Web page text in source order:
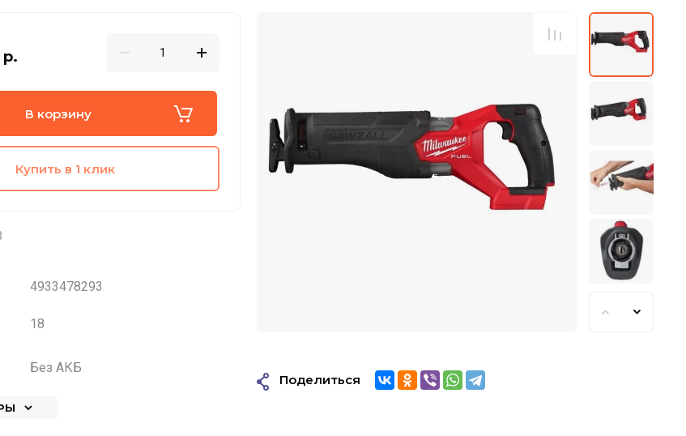
р.
В корзину
Купить в 1 клик
4933478293
18
Без АКБ
Поделиться